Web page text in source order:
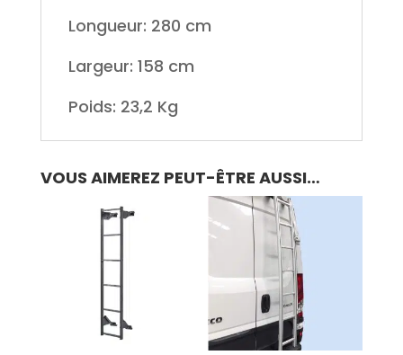
Longueur: 280 cm
Largeur: 158 cm
Poids: 23,2 Kg
VOUS AIMEREZ PEUT-ÊTRE AUSSI…